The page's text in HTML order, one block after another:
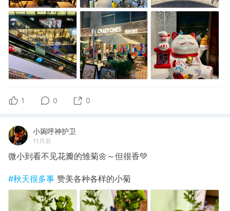
1 0 0
小琬呼神护卫
11月前
微小到看不见花瓣的雏菊🌼～但很香💚
#秋天很多事 赞美各种各样的小菊